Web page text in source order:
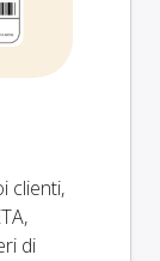
clienti,
di